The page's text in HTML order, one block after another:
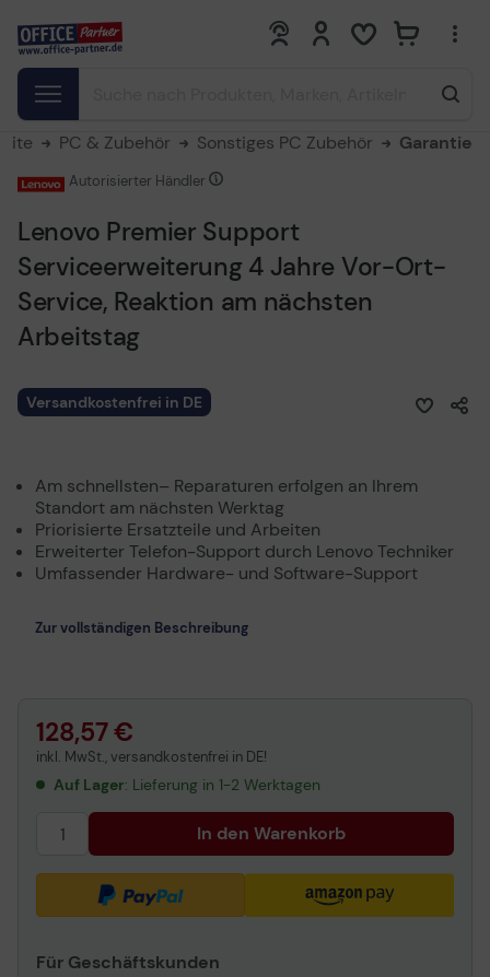
0 0
PC & Zubehör Sonstiges PC Zubehör Garantie
Lenovo Premier Support
Serviceerweiterung 4 Jahre Vor-Ort-
Service, Reaktion am nächsten
Arbeitstag
Autorisierter Händler
Versandkostenfrei in DE
Am schnellsten– Reparaturen erfolgen an Ihrem
Standort am nächsten Werktag
Priorisierte Ersatzteile und Arbeiten
Erweiterter Telefon-Support durch Lenovo Techniker
Umfassender Hardware- und Software-Support
Zur vollständigen Beschreibung
128,57 €
inkl. MwSt., versandkostenfrei in DE!
Auf Lager: Lieferung in 1-2 Werktagen
In den Warenkorb
Für Geschäftskunden